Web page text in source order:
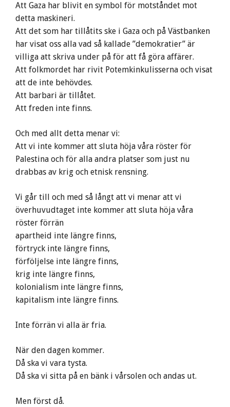
Att Gaza har blivit en symbol för motståndet mot
detta maskineri.
Att det som har tillåtits ske i Gaza och på Västbanken
har visat oss alla vad så kallade ”demokratier” är
villiga att skriva under på för att få göra affärer.
Att folkmordet har rivit Potemkinkulisserna och visat
att de inte behövdes.
Att barbari är tillåtet.
Att freden inte finns.
Och med allt detta menar vi:
Att vi inte kommer att sluta höja våra röster för
Palestina och för alla andra platser som just nu
drabbas av krig och etnisk rensning.
Vi går till och med så långt att vi menar att vi
överhuvudtaget inte kommer att sluta höja våra
röster förrän
apartheid inte längre finns,
förtryck inte längre finns,
förföljelse inte längre finns,
krig inte längre finns,
kolonialism inte längre finns,
kapitalism inte längre finns.
Inte förrän vi alla är fria.
När den dagen kommer.
Då ska vi vara tysta.
Då ska vi sitta på en bänk i vårsolen och andas ut.
Men först då.